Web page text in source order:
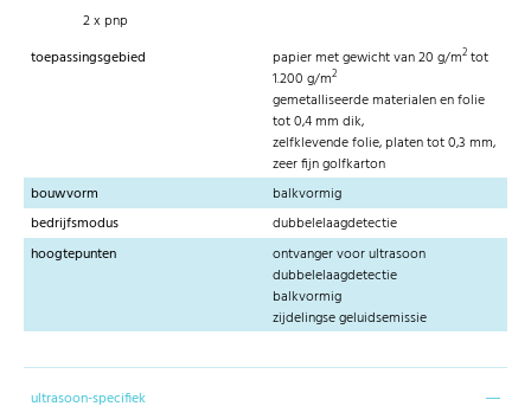
2 x pnp
toepassingsgebied
papier met gewicht van 20 g/m2 tot
1.200 g/m2
gemetalliseerde materialen en folie
tot 0,4 mm dik,
zelfklevende folie, platen tot 0,3 mm,
zeer fijn golfkarton
bouwvorm
balkvormig
bedrijfsmodus
dubbelelaagdetectie
hoogtepunten
ontvanger voor ultrasoon
dubbelelaagdetectie
balkvormig
zijdelingse geluidsemissie
ultrasoon-specifiek